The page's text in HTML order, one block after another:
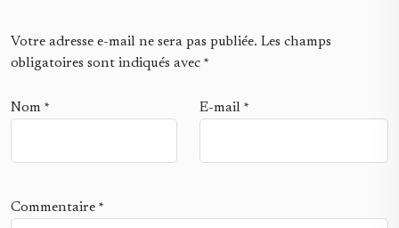
Votre adresse e-mail ne sera pas publiée. Les champs
obligatoires sont indiqués avec *
Nom * E-mail *
Commentaire *